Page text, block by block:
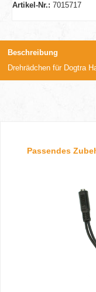
Artikel-Nr.: 7015717
Beschreibung
Drehrädchen für Dogtra
Produktgalerie
Passendes